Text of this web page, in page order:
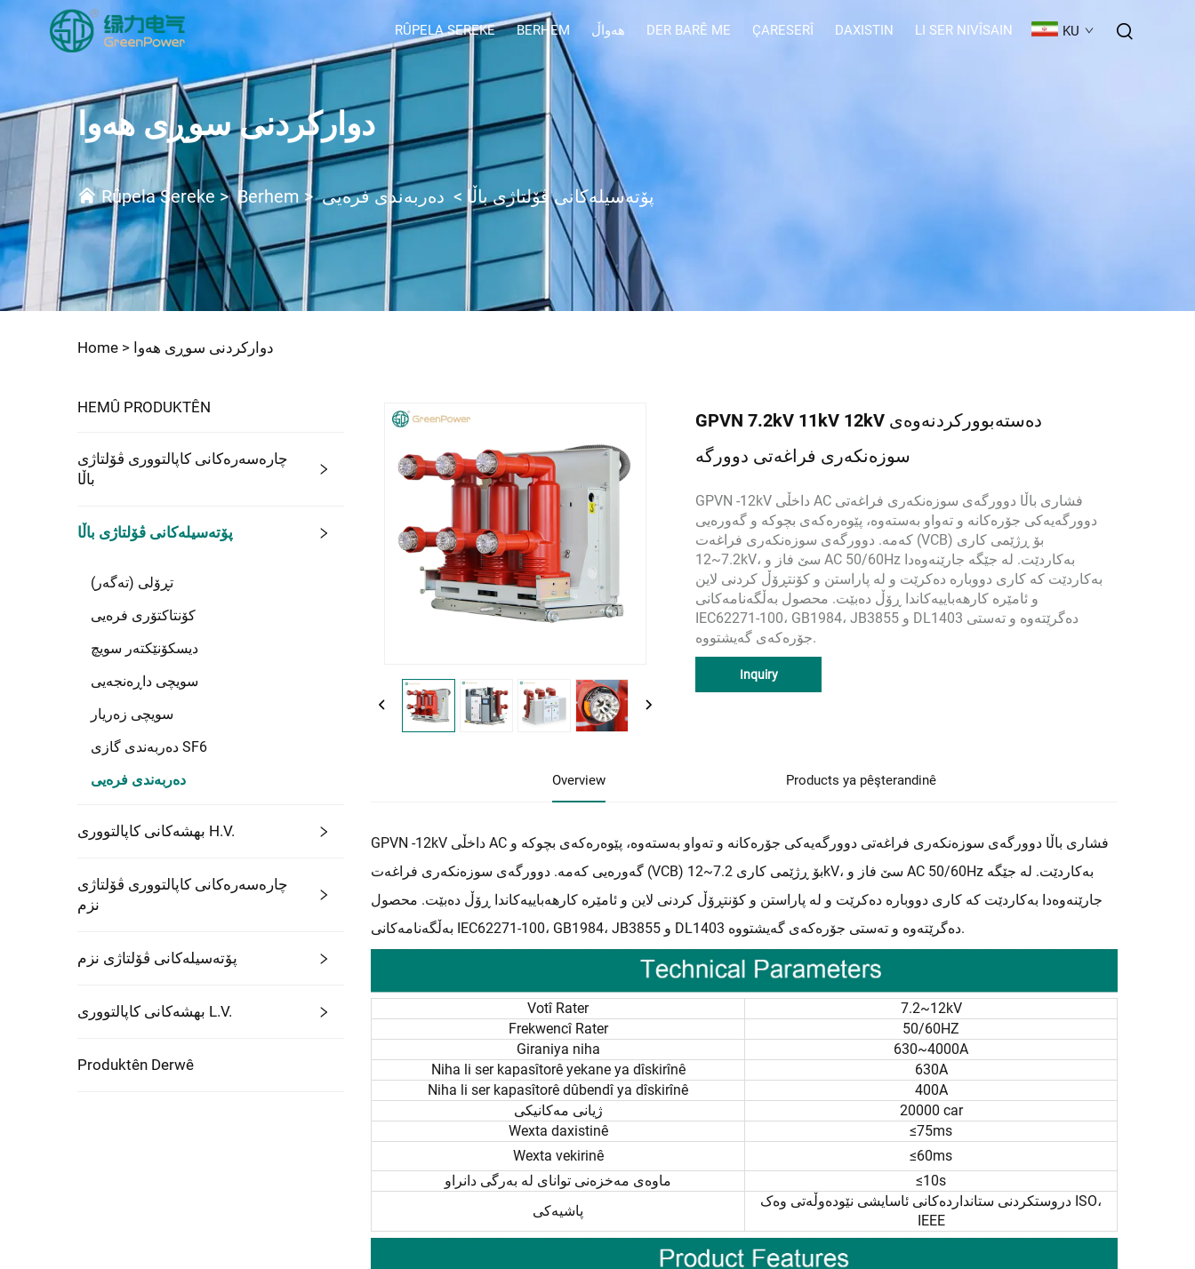
RÛPELA SEREKE BERHEM هەواڵ DER BARÊ ME ÇARESERÎ DAXISTIN LI SER NIVÎSAIN KU
دوارکردنی سوڕی هەوا
Rûpela Sereke >Berhem > پۆتەسیلەکانی ڤۆلتاژی باڵا > دەربەندی فرەیی
Home > دوارکردنی سوڕی هەوا
HEMÛ PRODUKTÊN
چارەسەرەکانی کاپالتووری ڤۆلتاژی
باڵا
پۆتەسیلەکانی ڤۆلتاژی باڵا
تڕۆلی (تەگەر)
کۆنتاکتۆری فرەیی
دیسکۆنێکتەر سویچ
سویچی داڕەنجەیی
سویچی زەریار
دەربەندی گازی SF6
دەربەندی فرەیی
بهشەکانی کاپالتووری H.V.
چارەسەرەکانی کاپالتووری ڤۆلتاژی
نزم
پۆتەسیلەکانی ڤۆلتاژی نزم
بهشەکانی کاپالتووری L.V.
Produktên Derwê
GPVN 7.2kV 11kV 12kV دەستەبوورکردنەوەی
سوزەنکەری فراغەتی دوورگە
GPVN -12kV داخڵی AC فشاری باڵا دوورگەی سوزەنکەری فراغەتی
دوورگەیەکی جۆرەکانە و تەواو بەستەوە، پێوەرەکەی بچوکە و گەورەیی
کەمە. دوورگەی سوزەنکەری فراغەت (VCB) بۆ ڕژێمی کاری
7.2~12kV، سێ فاز و AC 50/60Hz بەکاردێت. لە جێگە جارێنەوەدا
بەکاردێت کە کاری دووبارە دەکرێت و لە پاراستن و کۆنتڕۆڵ کردنی لاین
و ئامێرە کارهەباییەکاندا ڕۆڵ دەبێت. محصول بەڵگەنامەکانی
IEC62271-100، GB1984، JB3855 و DL1403 دەگرێتەوە و تەستی
جۆرەکەی گەیشتووە.
Inquiry
Overview Products ya pêşterandinê
GPVN -12kV داخڵی AC فشاری باڵا دوورگەی سوزەنکەری فراغەتی دوورگەیەکی جۆرەکانە و تەواو بەستەوە، پێوەرەکەی بچوکە و
گەورەیی کەمە. دوورگەی سوزەنکەری فراغەت (VCB) بۆ ڕژێمی کاری 7.2~12kV، سێ فاز و AC 50/60Hz بەکاردێت. لە جێگە
جارێنەوەدا بەکاردێت کە کاری دووبارە دەکرێت و لە پاراستن و کۆنتڕۆڵ کردنی لاین و ئامێرە کارهەباییەکاندا ڕۆڵ دەبێت. محصول
بەڵگەنامەکانی IEC62271-100، GB1984، JB3855 و DL1403 دەگرێتەوە و تەستی جۆرەکەی گەیشتووە.
Votî Rater
7.2~12kV
Frekwencî Rater
50/60HZ
Giraniya niha
630~4000A
Niha li ser kapasîtorê yekane ya dîskirînê
630A
Niha li ser kapasîtorê dûbendî ya dîskirînê
400A
ژیانی مەکانیکی
20000 car
Wexta daxistinê
≤75ms
Wexta vekirinê
≤60ms
ماوەی مەخزەنی توانای لە بەرگی دانراو
≤10s
پاشیەکی
دروستکردنی ستانداردەکانی ئاسایشی نێودەوڵەتی وەک ISO،
IEEE